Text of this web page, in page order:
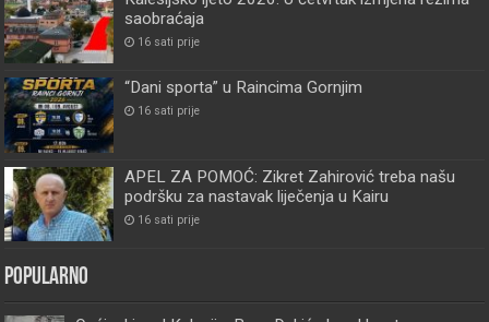
saobraćaja
16 sati prije
“Dani sporta” u Raincima Gornjim
16 sati prije
APEL ZA POMOĆ: Zikret Zahirović treba našu
podršku za nastavak liječenja u Kairu
16 sati prije
Popularno